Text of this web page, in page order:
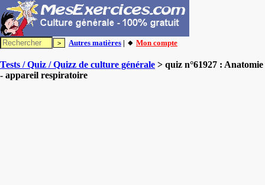
Autres matières | 🔸 Mon compte
Tests / Quiz / Quizz de culture générale > quiz n°61927 : Anatomie
- appareil respiratoire